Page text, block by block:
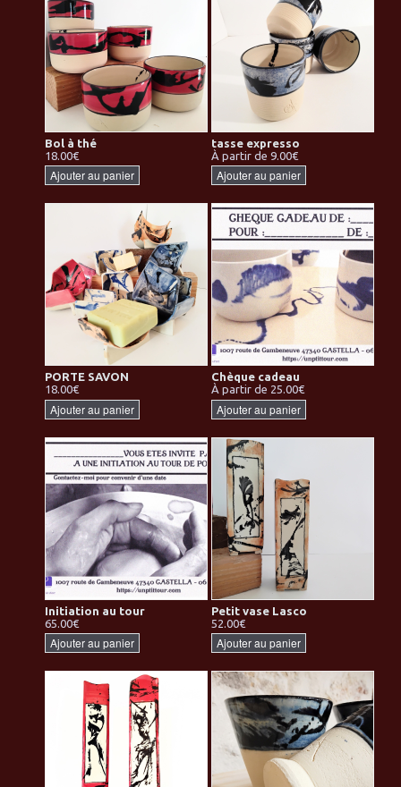
Bol à thé
18.00€
Ajouter au panier
tasse expresso
À partir de 9.00€
Ajouter au panier
PORTE SAVON
18.00€
Ajouter au panier
Chèque cadeau
À partir de 25.00€
Ajouter au panier
Initiation au tour
65.00€
Ajouter au panier
Petit vase Lasco
52.00€
Ajouter au panier